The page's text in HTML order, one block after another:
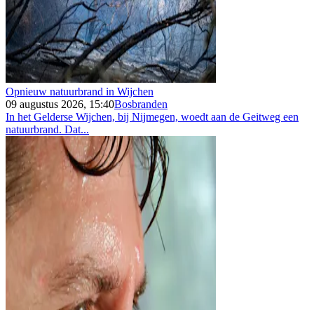
Opnieuw natuurbrand in Wijchen
09 augustus 2026, 15:40Bosbranden
In het Gelderse Wijchen, bij Nijmegen, woedt aan de Geitweg een
natuurbrand. Dat...